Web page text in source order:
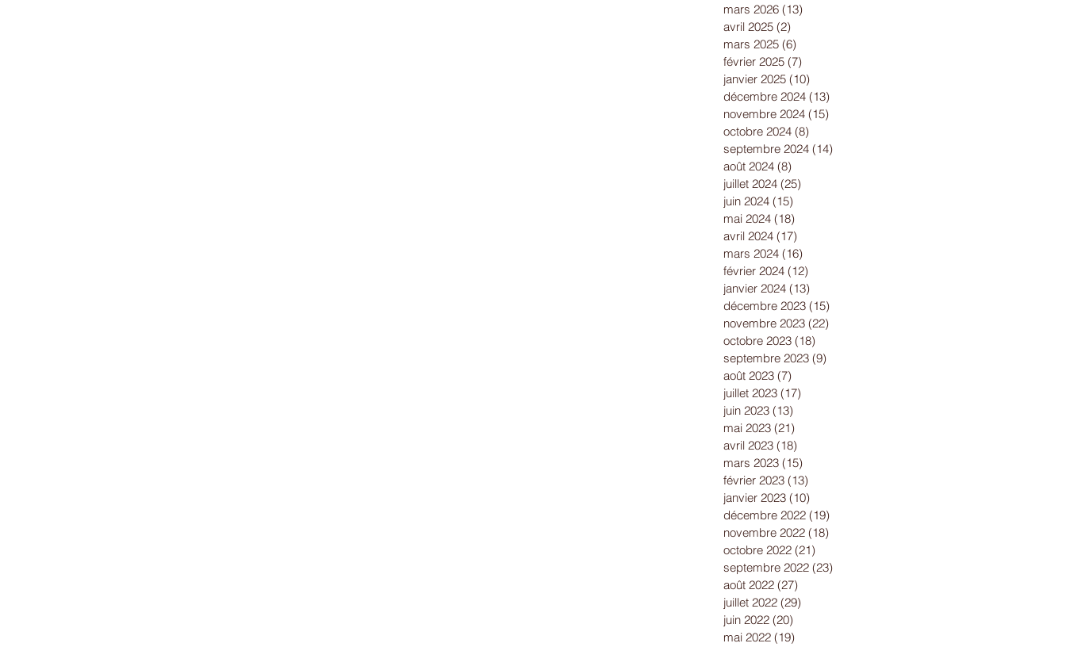
mars 2026 (13)
avril 2025 (2)
mars 2025 (6)
février 2025 (7)
janvier 2025 (10)
décembre 2024 (13)
novembre 2024 (15)
octobre 2024 (8)
septembre 2024 (14)
août 2024 (8)
juillet 2024 (25)
juin 2024 (15)
mai 2024 (18)
avril 2024 (17)
mars 2024 (16)
février 2024 (12)
janvier 2024 (13)
décembre 2023 (15)
novembre 2023 (22)
octobre 2023 (18)
septembre 2023 (9)
août 2023 (7)
juillet 2023 (17)
juin 2023 (13)
mai 2023 (21)
avril 2023 (18)
mars 2023 (15)
février 2023 (13)
janvier 2023 (10)
décembre 2022 (19)
novembre 2022 (18)
octobre 2022 (21)
septembre 2022 (23)
août 2022 (27)
juillet 2022 (29)
juin 2022 (20)
mai 2022 (19)